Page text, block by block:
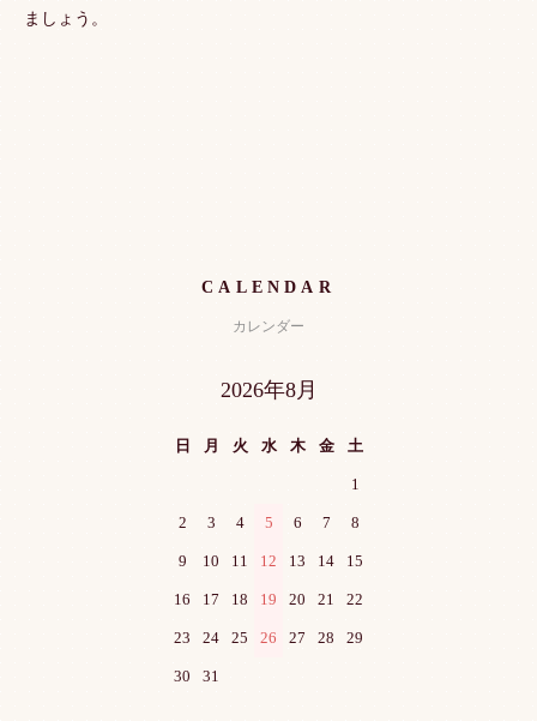
ましょう。
CALENDAR
カレンダー
2026年8月
日 月 火 水 木 金 土
1
2 3 4 5 6 7 8
9 10 11 12 13 14 15
16 17 18 19 20 21 22
23 24 25 26 27 28 29
30 31